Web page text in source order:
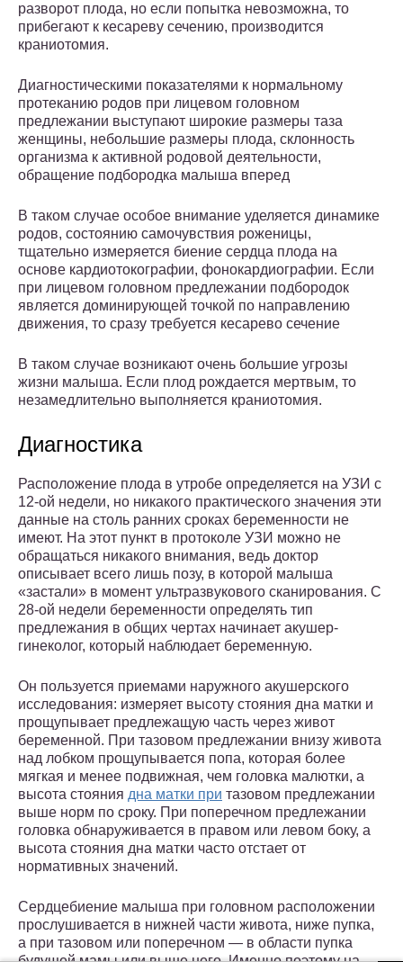
разворот плода, но если попытка невозможна, то
прибегают к кесареву сечению, производится
краниотомия.
Диагностическими показателями к нормальному
протеканию родов при лицевом головном
предлежании выступают широкие размеры таза
женщины, небольшие размеры плода, склонность
организма к активной родовой деятельности,
обращение подбородка малыша вперед
В таком случае особое внимание уделяется динамике
родов, состоянию самочувствия роженицы,
тщательно измеряется биение сердца плода на
основе кардиотокографии, фонокардиографии. Если
при лицевом головном предлежании подбородок
является доминирующей точкой по направлению
движения, то сразу требуется кесарево сечение
В таком случае возникают очень большие угрозы
жизни малыша. Если плод рождается мертвым, то
незамедлительно выполняется краниотомия.
Диагностика
Расположение плода в утробе определяется на УЗИ с
12-ой недели, но никакого практического значения эти
данные на столь ранних сроках беременности не
имеют. На этот пункт в протоколе УЗИ можно не
обращаться никакого внимания, ведь доктор
описывает всего лишь позу, в которой малыша
«застали» в момент ультразвукового сканирования. С
28-ой недели беременности определять тип
предлежания в общих чертах начинает акушер-
гинеколог, который наблюдает беременную.
Он пользуется приемами наружного акушерского
исследования: измеряет высоту стояния дна матки и
прощупывает предлежащую часть через живот
беременной. При тазовом предлежании внизу живота
над лобком прощупывается попа, которая более
мягкая и менее подвижная, чем головка малютки, а
высота стояния дна матки при тазовом предлежании
выше норм по сроку. При поперечном предлежании
головка обнаруживается в правом или левом боку, а
высота стояния дна матки часто отстает от
нормативных значений.
Сердцебиение малыша при головном расположении
прослушивается в нижней части живота, ниже пупка,
а при тазовом или поперечном — в области пупка